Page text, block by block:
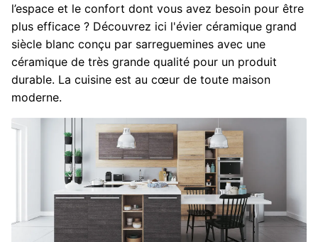
l’espace et le confort dont vous avez besoin pour être
plus efficace ? Découvrez ici l'évier céramique grand
siècle blanc conçu par sarreguemines avec une
céramique de très grande qualité pour un produit
durable. La cuisine est au cœur de toute maison
moderne.